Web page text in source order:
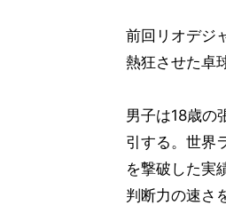
前回リオデジ
熱狂させた卓
男子は18歳の
引する。世界
を撃破した実
判断力の速さ